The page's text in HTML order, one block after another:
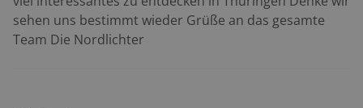
nochmal richtig interessant: Kurvig und aussichtsreich
windet sich die Strecke über Ernstthal und
Spechtsbrunn hinüber nach Gräfenthal. Dort trifft sie
sehen uns bestimmt wieder Grüße an das gesamte
Team Die Nordlichter